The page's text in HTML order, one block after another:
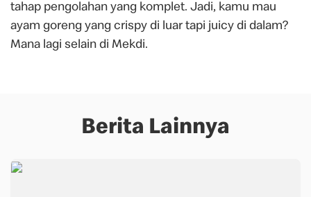
tahap pengolahan yang komplet. Jadi, kamu mau
ayam goreng yang crispy di luar tapi juicy di dalam?
Mana lagi selain di Mekdi.
Berita Lainnya